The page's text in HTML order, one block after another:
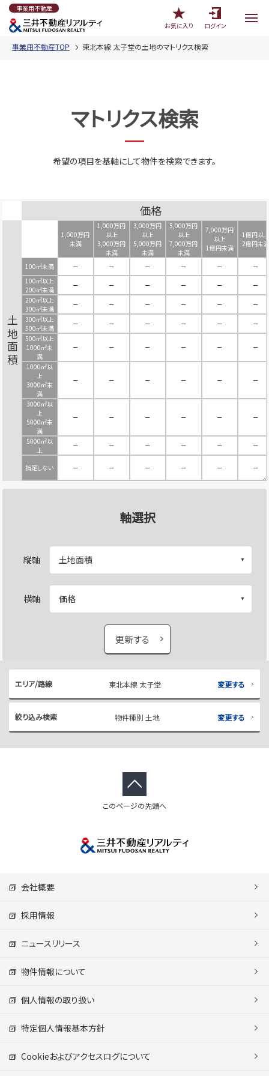
事業用不動産
お気に入り
ログイン
事業用不動産TOP 東北本線 太子堂の土地のマトリクス検索
マトリクス検索
希望の項目を基軸にして物件を検索できます。
価格
土地面積
1,000万円
未満
1,000万円
以上
3,000万円
未満
3,000万円
以上
5,000万円
未満
5,000万円
以上
7,000万円
未満
7,000万円
以上
1億円未満
1億円以上
2億円未満
100㎡未満 － － － － －
－
100㎡以上
200㎡未満
－ － － － －
－
200㎡以上
300㎡未満
－ － － － －
－
300㎡以上
500㎡未満
－ － － － －
－
500㎡以上
1000㎡未
満
－ － － － － －
1000㎡以
上
3000㎡未
満
－ － － － － －
3000㎡以
上
5000㎡未
満
－ － － － － －
5000㎡以
上
－ － － － － －
指定しない － － － － － －
軸選択
縦軸
横軸
更新する
エリア/路線 東北本線 太子堂 変更する
絞り込み検索 物件種別 土地 変更する
このページの先頭へ
会社概要
採用情報
ニュースリリース
物件情報について
個人情報の取り扱い
特定個人情報基本方針
Cookieおよびアクセスログについて